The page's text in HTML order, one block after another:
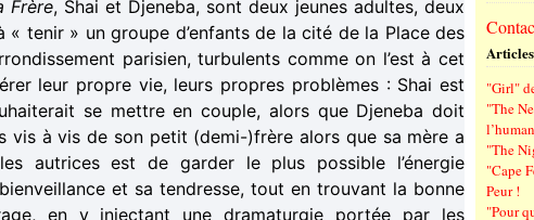
Frère, Shai et Djeneba, sont deux jeunes adultes, deux
tenir » un groupe d’enfants de la cité de la Place des
parisien, turbulents comme on l’est à cet
leur propre vie, leurs propres problèmes : Shai est
se mettre en couple, alors que Djeneba doit
vis à vis de son petit (demi-)frère alors que sa mère a
autrices est de garder le plus possible l’énergie
et sa tendresse, tout en trouvant la bonne
en y injectant une dramaturgie portée par les
Mars
Mai
Avril
Juin
Mai
Juin
Mai
Juin
Mai
Août
Juin
Mai
Juin
Mai
"Girl"
"The
"The
"Cape
Peur !
"Pour